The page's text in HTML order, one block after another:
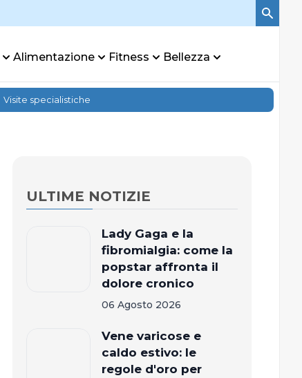
Alimentazione Fitness Bellezza
Visite specialistiche
ULTIME NOTIZIE
Lady Gaga e la
fibromialgia: come la
popstar affronta il
dolore cronico
06 Agosto 2026
Vene varicose e
caldo estivo: le
regole d'oro per